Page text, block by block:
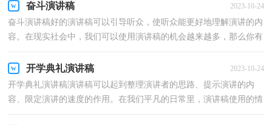
奋斗演讲稿 2023-10-24
奋斗演讲稿好的演讲稿可以引导听众，使听众能更好地理解演讲的内
容。在现实社会中，我们可以使用演讲稿的机会越来越多，那么你有
开学典礼演讲稿 2023-10-24
开学典礼演讲稿演讲稿可以起到整理演讲者的思路、提示演讲的内
容、限定演讲的速度的作用。在我们平凡的日常里，演讲稿使用的情